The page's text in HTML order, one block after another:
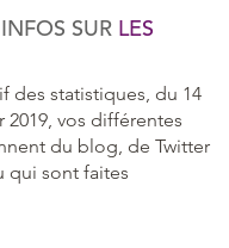
SUR LES
des statistiques, du 14
2019, vos différentes
du blog, de Twitter
qui sont faites